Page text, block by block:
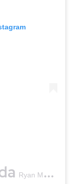
Ryan Murphy